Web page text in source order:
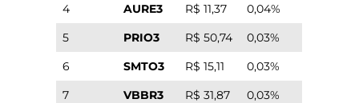
4
AURE3 R$ 11,37
0,04%
5
PRIO3 R$ 50,74
0,03%
6
SMTO3 R$ 15,11
0,03%
7
VBBR3 R$ 31,87
0,03%